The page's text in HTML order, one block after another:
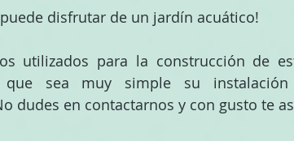
disfrutar de un jardín acuático!
utilizados para la construcción de
que sea muy simple su
dudes en contactarnos y con gusto te